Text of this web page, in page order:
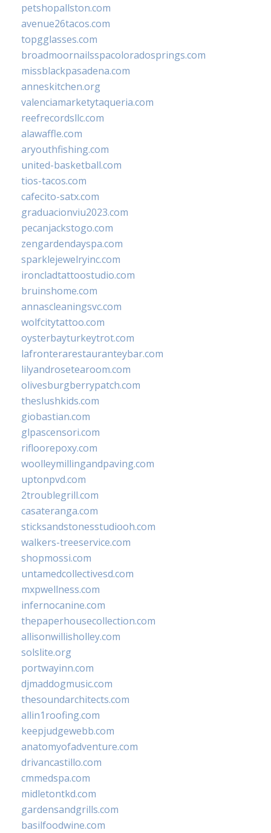
petshopallston.com
avenue26tacos.com
topgglasses.com
broadmoornailsspacoloradosprings.com
missblackpasadena.com
anneskitchen.org
valenciamarketytaqueria.com
reefrecordsllc.com
alawaffle.com
aryouthfishing.com
united-basketball.com
tios-tacos.com
cafecito-satx.com
graduacionviu2023.com
pecanjackstogo.com
zengardendayspa.com
sparklejewelryinc.com
ironcladtattoostudio.com
bruinshome.com
annascleaningsvc.com
wolfcitytattoo.com
oysterbayturkeytrot.com
lafronterarestauranteybar.com
lilyandrosetearoom.com
olivesburgberrypatch.com
theslushkids.com
giobastian.com
glpascensori.com
rifloorepoxy.com
woolleymillingandpaving.com
uptonpvd.com
2troublegrill.com
casateranga.com
sticksandstonesstudiooh.com
walkers-treeservice.com
shopmossi.com
untamedcollectivesd.com
mxpwellness.com
infernocanine.com
thepaperhousecollection.com
allisonwillisholley.com
solslite.org
portwayinn.com
djmaddogmusic.com
thesoundarchitects.com
allin1roofing.com
keepjudgewebb.com
anatomyofadventure.com
drivancastillo.com
cmmedspa.com
midletontkd.com
gardensandgrills.com
basilfoodwine.com